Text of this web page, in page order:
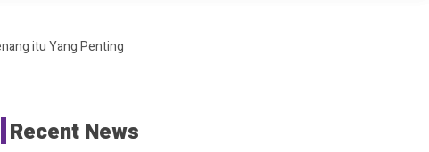
itu Yang Penting
Recent News